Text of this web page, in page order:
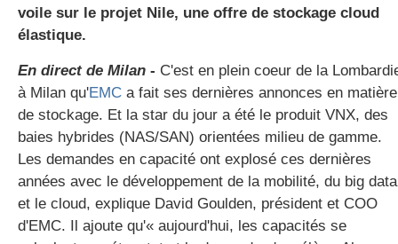
voile sur le projet Nile, une offre de stockage cloud
élastique.
En direct de Milan - C'est en plein coeur de la
à Milan qu'EMC a fait ses dernières annonces en matière
de stockage. Et la star du jour a été le produit VNX, des
baies hybrides (NAS/SAN) orientées milieu de gamme.
Les demandes en capacité ont explosé ces dernières
années avec le développement de la mobilité, du big data
et le cloud, explique David Goulden, président et COO
d'EMC. Il ajoute qu'« aujourd'hui, les capacités se